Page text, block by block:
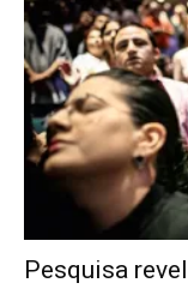
Pesquisa